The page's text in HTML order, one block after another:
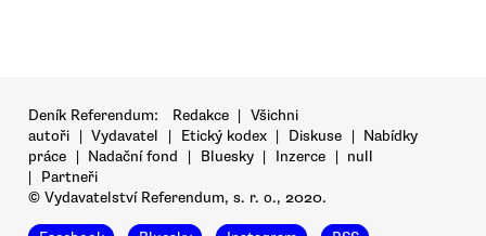
Deník Referendum: Redakce
Všichni
autoři
Vydavatel Etický kodex Diskuse
Nabídky
práce
Nadační fond Bluesky Inzerce
null
Partneři
© Vydavatelství Referendum, s. r. o., 2020.